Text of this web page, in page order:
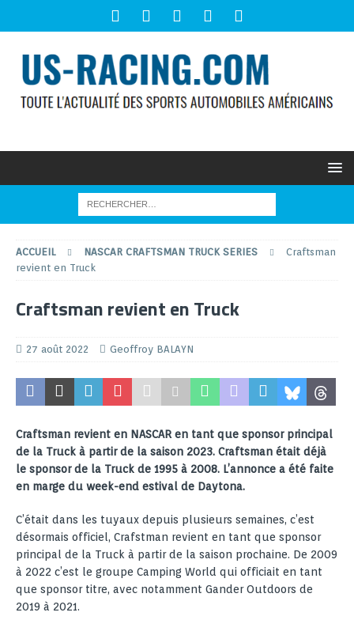
ACCUEIL NASCAR CRAFTSMAN TRUCK SERIES
Craftsman
revient en Truck
Craftsman revient en Truck
27 août 2022 Geoffroy BALAYN
Craftsman revient en NASCAR en tant que sponsor principal
de la Truck à partir de la saison 2023. Craftsman était déjà
le sponsor de la Truck de 1995 à 2008. L’annonce a été faite
en marge du week-end estival de Daytona.
C’était dans les tuyaux depuis plusieurs semaines, c’est
désormais officiel, Crafstman revient en tant que sponsor
principal de la Truck à partir de la saison prochaine. De 2009
à 2022 c’est le groupe Camping World qui officiait en tant
que sponsor titre, avec notamment Gander Outdoors de
2019 à 2021.